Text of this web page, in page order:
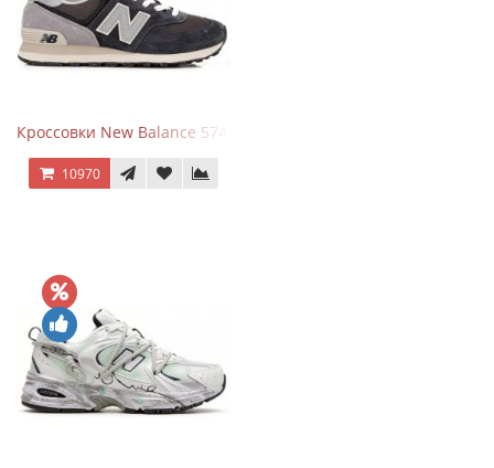
Кроссовки New Balance 574 Grey Graphite Black
10970